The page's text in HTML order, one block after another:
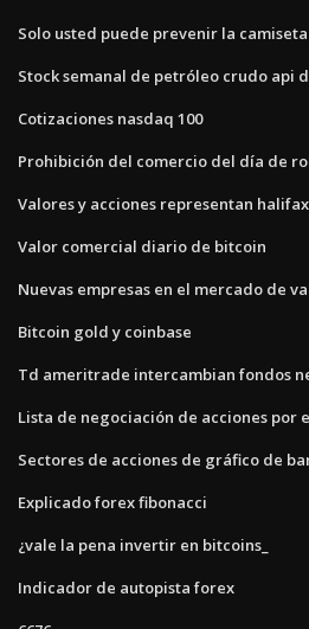
Solo usted puede prevenir la
Stock semanal de petróleo crudo api
Cotizaciones nasdaq 100
Prohibición del comercio del día de
Valores y acciones representan halifax
Valor comercial diario de bitcoin
Nuevas empresas en el mercado de
Bitcoin gold y coinbase
Td ameritrade intercambian fondos
Lista de negociación de acciones por
Sectores de acciones de gráfico de
Explicado forex fibonacci
¿vale la pena invertir en bitcoins_
Indicador de autopista forex